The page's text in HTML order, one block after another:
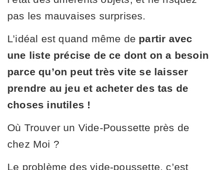
pas les mauvaises surprises.
L’idéal est quand même de partir avec
une liste précise de ce dont on a besoin
parce qu’on peut très vite se laisser
prendre au jeu et acheter des tas de
choses inutiles !
Où Trouver un Vide-Poussette près de
chez Moi ?
Le problème des vide-poussette, c’est